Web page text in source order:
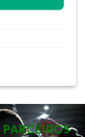
PARCEIROS